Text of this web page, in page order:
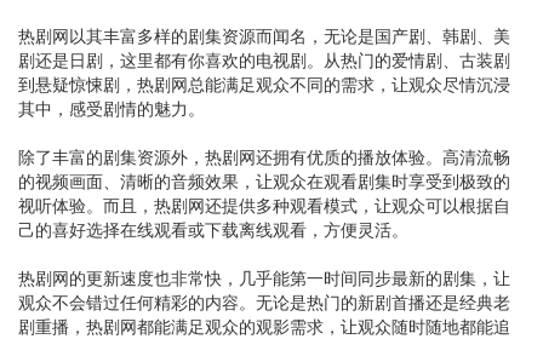
热剧网以其丰富多样的剧集资源而闻名，无论是国产剧、韩剧、美
剧还是日剧，这里都有你喜欢的电视剧。从热门的爱情剧、古装剧
到悬疑惊悚剧，热剧网总能满足观众不同的需求，让观众尽情沉浸
其中，感受剧情的魅力。
除了丰富的剧集资源外，热剧网还拥有优质的播放体验。高清流畅
的视频画面、清晰的音频效果，让观众在观看剧集时享受到极致的
视听体验。而且，热剧网还提供多种观看模式，让观众可以根据自
己的喜好选择在线观看或下载离线观看，方便灵活。
热剧网的更新速度也非常快，几乎能第一时间同步最新的剧集，让
观众不会错过任何精彩的内容。无论是热门的新剧首播还是经典老
剧重播，热剧网都能满足观众的观影需求，让观众随时随地都能追